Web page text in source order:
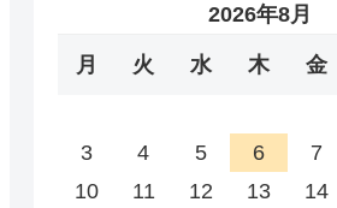
2026年8月
月 火 水 木 金
3
4 5 6 7
10
11 12 13 14